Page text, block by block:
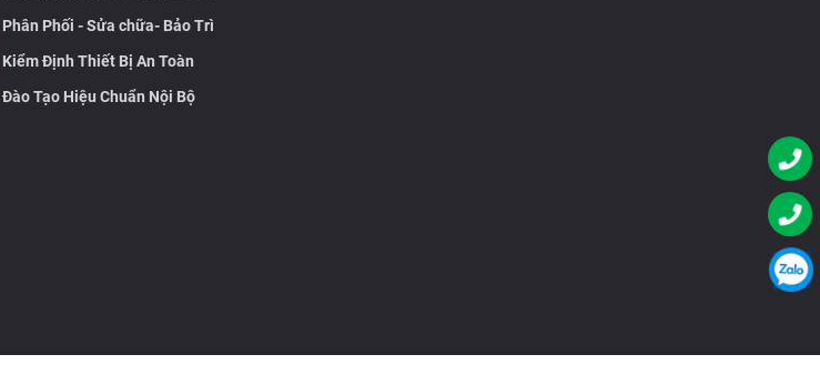
Phân Phối - Sửa chữa- Bảo Trì
Kiểm Định Thiết Bị An Toàn
Đào Tạo Hiệu Chuẩn Nội Bộ